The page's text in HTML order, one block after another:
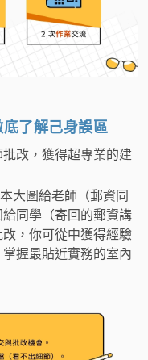
了解己身誤區
改，獲得超專業的建
大圖給老師（郵資同
同學（寄回的郵資講
，你可從中獲得經驗
握最貼近實務的室內